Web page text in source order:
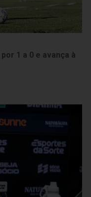
1 a 0 e avança à